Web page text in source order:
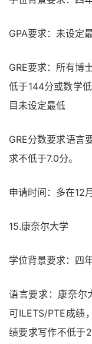
GPA要求：未设定
GRE要求：所有博
低于144分或数学
目未设定最低
GRE分数要求语言
求不低于7.0分。
申请时间：多在12
15.康奈尔大学
学位背景要求：四
语言要求：康奈尔
可ILETS/PTE成绩
绩要求写作不低于